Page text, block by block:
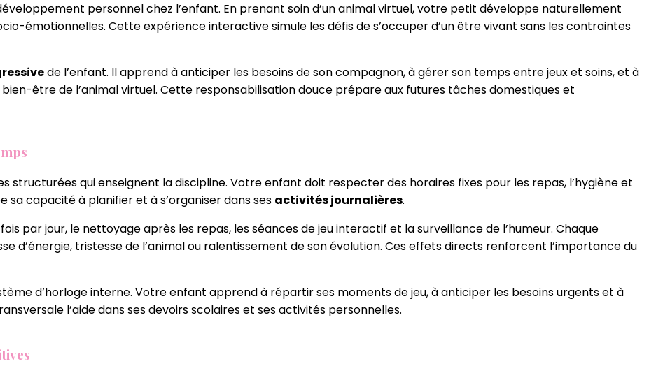
personnel chez l’enfant. En prenant soin d’un animal virtuel, votre petit développe naturellement
émotionnelles. Cette expérience interactive simule les défis de s’occuper d’un être vivant sans les contraintes
de l’enfant. Il apprend à anticiper les besoins de son compagnon, à gérer son temps entre jeux et soins, et à
être de l’animal virtuel. Cette responsabilisation douce prépare aux futures tâches domestiques et
structurées qui enseignent la discipline. Votre enfant doit respecter des horaires fixes pour les repas, l’hygiène et
capacité à planifier et à s’organiser dans ses activités journalières.
par jour, le nettoyage après les repas, les séances de jeu interactif et la surveillance de l’humeur. Chaque
d’énergie, tristesse de l’animal ou ralentissement de son évolution. Ces effets directs renforcent l’importance du
d’horloge interne. Votre enfant apprend à répartir ses moments de jeu, à anticiper les besoins urgents et à
l’aide dans ses devoirs scolaires et ses activités personnelles.